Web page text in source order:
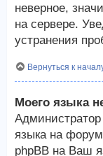
неверное,
на сервере.
устранения
Вернуться к
Моего языка
языка на
phpBB на Ваш